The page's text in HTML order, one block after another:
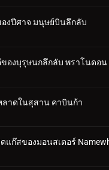
งปีศาจ มนุษย์บินลึกลับ
ของบุรุษนกลึกลับ พราโนดอน
ลาดในสุสาน คาบินก้า
แก๊สของมอนสเตอร์